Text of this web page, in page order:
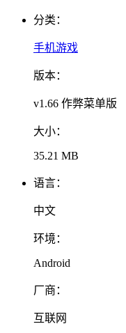
分类：
手机游戏
版本：
v1.66 作弊菜单版
大小：
35.21 MB
语言：
中文
环境：
Android
厂商：
互联网